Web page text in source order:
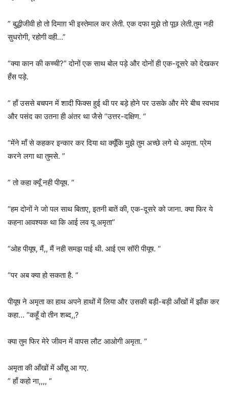
” बुद्धीजीवी हो तो दिमाग़ भी इस्तेमाल कर लेती. एक दफा मुझे तो पूछ लेती.तुम नही
सुधरोगी, रहोगी वही…”
“क्या कान की कच्ची?” दोनों एक साथ बोल पड़े और दोनों ही एक-दूसरे को देखकर
हँस पड़े.
” हाँ उससे बचपन में शादी फिक्स हुई थी पर बड़े होने पर उसके और मेरे बीच स्वभाव
और पसंद का उतना ही अंतर था जैसे “उत्तर-दक्षिण. “
“मेंने माँ से कहकर इन्कार कर दिया था क्यूँकि मुझे तुम अच्छे लगे थे अमृता. प्रेम
करने लगा था तुमसे. ”
” तो कहा क्यूँ नही पीयूष. “
“हम दोनों ने जो पल साथ बिताए, इतनी बातें की, एक-दूसरे को जाना. क्या फिर ये
कहना आवश्यक था कि आई लव यू अमृता”
“ओह पीयूष, मैं,, मैं नही समझ पाई थी. आई एम सॉरी पीयूष. “
“पर अब क्या हो सकता है. “
पीयूष ने अमृता का हाथ अपने हाथों में लिया और उसकी बड़ी-बड़ी आँखों में झाँक कर
कहा… “कहूँ वो तीन शब्द,,?
क्या तुम फिर मेरे जीवन में वापस लौट आओगी अमृता. “
अमृता की आँखों में आँसू आ गए.
” हाँ कहो ना,,,, “